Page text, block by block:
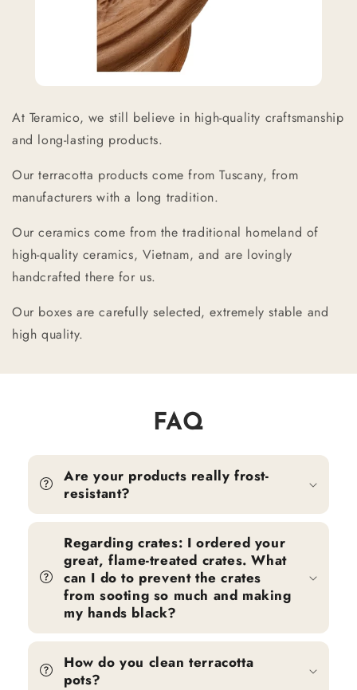
At Teramico, we still believe in high-quality craftsmanship
and long-lasting products.
Our terracotta products come from Tuscany, from
manufacturers with a long tradition.
Our ceramics come from the traditional homeland of
high-quality ceramics, Vietnam, and are lovingly
handcrafted there for us.
Our boxes are carefully selected, extremely stable and
high quality.
FAQ
Are your products really frost-
resistant?
Regarding crates: I ordered your
great, flame-treated crates. What
can I do to prevent the crates
from sooting so much and making
my hands black?
How do you clean terracotta
pots?